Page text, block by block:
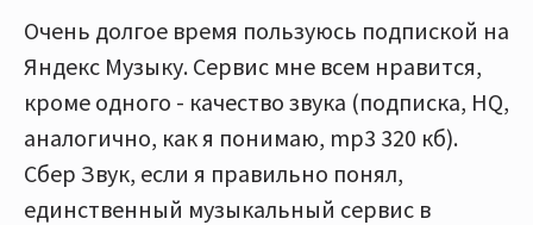
Очень долгое время пользуюсь подпиской на
Яндекс Музыку. Сервис мне всем нравится,
кроме одного - качество звука (подписка, HQ,
аналогично, как я понимаю, mp3 320 кб).
Сбер Звук, если я правильно понял,
единственный музыкальный сервис в